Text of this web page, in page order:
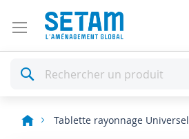
Rechercher
Tablette rayonnage